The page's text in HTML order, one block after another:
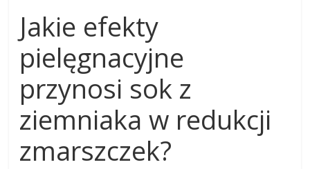
Jakie efekty
pielęgnacyjne
przynosi sok z
ziemniaka w redukcji
zmarszczek?